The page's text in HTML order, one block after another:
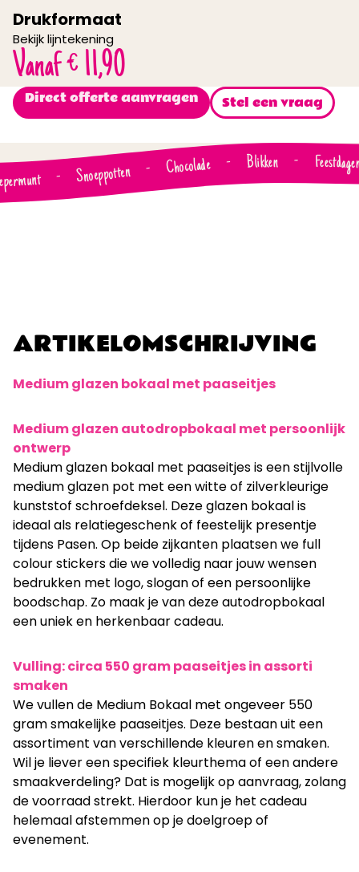
Drukformaat
Bekijk lijntekening
Vanaf€11,90
Direct offerte aanvragen Stel een vraag
- Snoeppotten - Chocolade - Blikken -
ARTIKELOMSCHRIJVING
Medium glazen bokaal met paaseitjes
Medium glazen autodropbokaal met persoonlijk
ontwerp
Medium glazen bokaal met paaseitjes is een stijlvolle
medium glazen pot met een witte of zilverkleurige
kunststof schroefdeksel. Deze glazen bokaal is
ideaal als relatiegeschenk of feestelijk presentje
tijdens Pasen. Op beide zijkanten plaatsen we full
colour stickers die we volledig naar jouw wensen
bedrukken met logo, slogan of een persoonlijke
boodschap. Zo maak je van deze autodropbokaal
een uniek en herkenbaar cadeau.
Vulling: circa 550 gram paaseitjes in assorti
smaken
We vullen de Medium Bokaal met ongeveer 550
gram smakelijke paaseitjes. Deze bestaan uit een
assortiment van verschillende kleuren en smaken.
Wil je liever een specifiek kleurthema of een andere
smaakverdeling? Dat is mogelijk op aanvraag, zolang
de voorraad strekt. Hierdoor kun je het cadeau
helemaal afstemmen op je doelgroep of
evenement.